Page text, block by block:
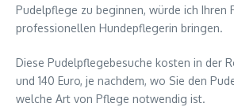
Pudelpflege zu beginnen, würde ich Ihren
professionellen Hundepflegerin bringen.
Diese Pudelpflegebesuche kosten in der
und 140 Euro, je nachdem, wo Sie den
welche Art von Pflege notwendig ist.